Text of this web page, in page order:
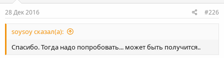
е
м
н
и
я
28 Дек 2016 #226
soysoy сказал(а):
Спасибо. Тогда надо попробовать... может быть получится..